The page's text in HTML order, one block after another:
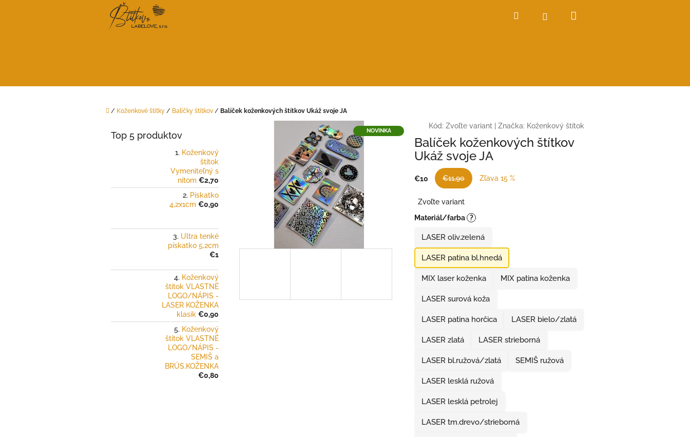
Hľadať Prihlásenie
Domov
/ Koženkové štítky / Balíčky štítkov / Balíček koženkových štítkov Ukáž svoje JA
Top 5 produktov
Koženkový
štítok
Vymeniteľný s
nitom €2,70
Pískatko
4,2x1cm €0,90
Ultra tenké
pískatko 5,2cm
€1
Koženkový
štítok VLASTNÉ
LOGO/NÁPIS -
LASER KOŽENKA
klasik €0,90
Koženkový
štítok VLASTNÉ
LOGO/NÁPIS -
SEMIŠ a
BRÚS.KOŽENKA
€0,80
NOVINKA
Kód: Zvoľte variant Značka: Koženkový štítok
Balíček koženkových štítkov
Ukáž svoje JA
€10 €11,90
Zľava 15 %
cena:
Zvoľte variant
Materiál/farba ?
LASER oliv.zelená
LASER patina bl.hnedá
MIX laser koženka MIX patina koženka
LASER surová koža
LASER patina horčica LASER bielo/zlatá
LASER zlatá LASER strieborná
LASER bl.ružová/zlatá SEMIŠ ružová
LASER lesklá ružová
LASER lesklá petrolej
LASER tm.drevo/strieborná